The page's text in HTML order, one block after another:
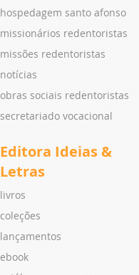
hospedagem santo afonso
missionários redentoristas
missões redentoristas
notícias
obras sociais redentoristas
secretariado vocacional
Editora Ideias &
Letras
livros
coleções
lançamentos
ebook